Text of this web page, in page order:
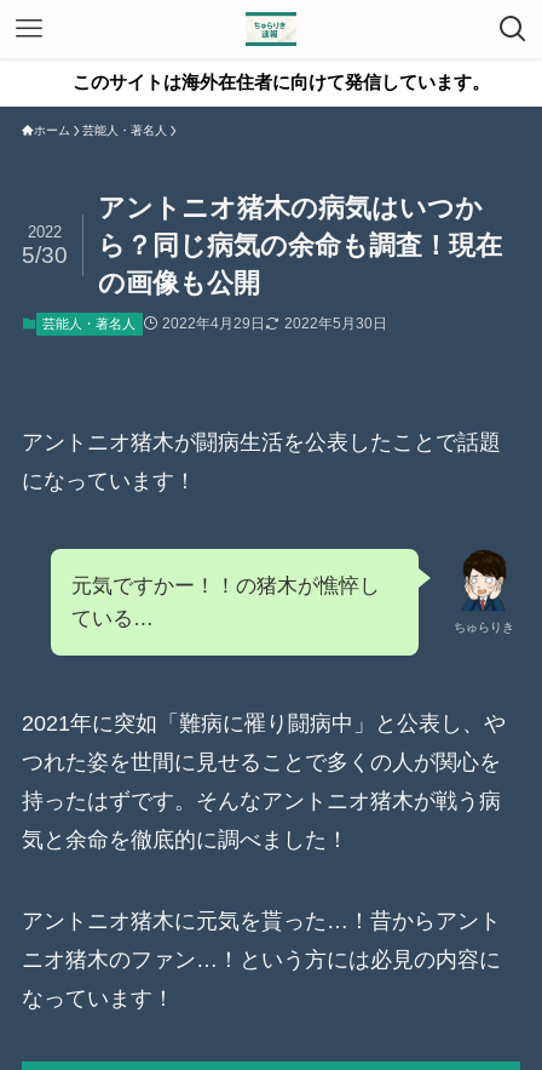
イトは海外在住者に向けて発信しています。
ホーム 芸能人・著名人
アントニオ猪木の病気はいつか
ら？同じ病気の余命も調査！現在
の画像も公開
2022
5/30
芸能人・著名人 2022年4月29日 2022年5月30日
アントニオ猪木が闘病生活を公表したことで話題
になっています！
ちゅらりき
元気ですかー！！の猪木が憔悴し
ている…
2021年に突如「難病に罹り闘病中」と公表し、や
つれた姿を世間に見せることで多くの人が関心を
持ったはずです。そんなアントニオ猪木が戦う病
気と余命を徹底的に調べました！
アントニオ猪木に元気を貰った…！昔からアント
ニオ猪木のファン…！という方には必見の内容に
なっています！